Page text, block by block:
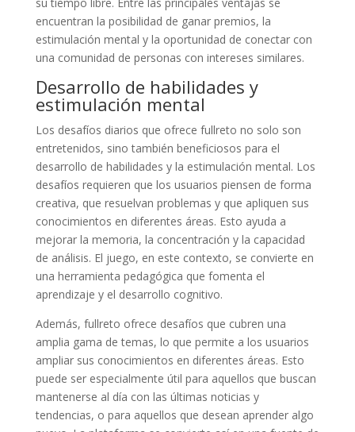
encuentran la posibilidad de ganar premios, la
estimulación mental y la oportunidad de conectar con
una comunidad de personas con intereses similares.
Desarrollo de habilidades y
estimulación mental
Los desafíos diarios que ofrece fullreto no solo son
entretenidos, sino también beneficiosos para el
desarrollo de habilidades y la estimulación mental. Los
desafíos requieren que los usuarios piensen de forma
creativa, que resuelvan problemas y que apliquen sus
conocimientos en diferentes áreas. Esto ayuda a
mejorar la memoria, la concentración y la capacidad
de análisis. El juego, en este contexto, se convierte en
una herramienta pedagógica que fomenta el
aprendizaje y el desarrollo cognitivo.
Además, fullreto ofrece desafíos que cubren una
amplia gama de temas, lo que permite a los usuarios
ampliar sus conocimientos en diferentes áreas. Esto
puede ser especialmente útil para aquellos que buscan
mantenerse al día con las últimas noticias y
tendencias, o para aquellos que desean aprender algo